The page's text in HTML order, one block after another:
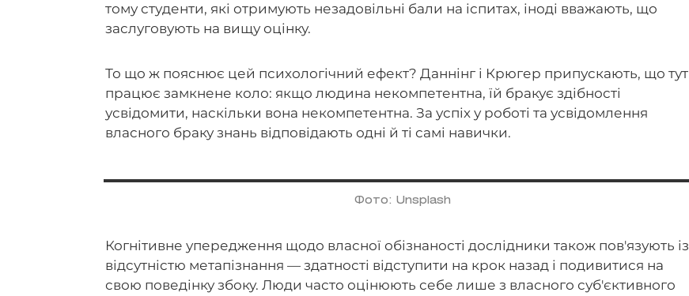
тому студенти, які отримують незадовільні бали на іспитах, іноді вважають, що
заслуговують на вищу оцінку.
То що ж пояснює цей психологічний ефект? Даннінг і Крюгер припускають, що тут
працює замкнене коло: якщо людина некомпетентна, їй бракує здібності
усвідомити, наскільки вона некомпетентна. За успіх у роботі та усвідомлення
власного браку знань відповідають одні й ті самі навички.
Фото: Unsplash
Когнітивне упередження щодо власної обізнаності дослідники також пов'язують із
відсутністю метапізнання — здатності відступити на крок назад і подивитися на
свою поведінку збоку. Люди часто оцінюють себе лише з власного суб'єктивного